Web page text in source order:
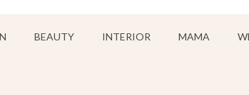
BEAUTY INTERIOR MAMA